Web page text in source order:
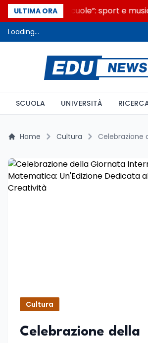
ULTIMA ORA
“Noi siamo le Scuole”: sport e
Loading...
SCUOLA UNIVERSITÀ
Home Cultura
Cultura
Celebrazione della